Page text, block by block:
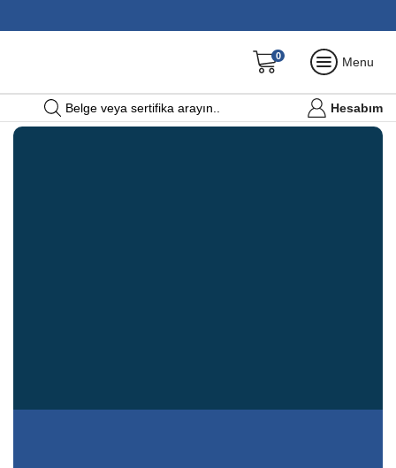
0 Menu
Belge veya sertifika arayın.. Hesabım